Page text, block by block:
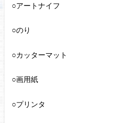
○アートナイフ
○のり
○カッターマット
○画用紙
○プリンタ